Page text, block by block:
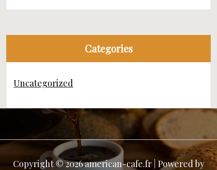
Categories
Uncategorized
Copyright © 2026 american-cafe.fr | Powered by